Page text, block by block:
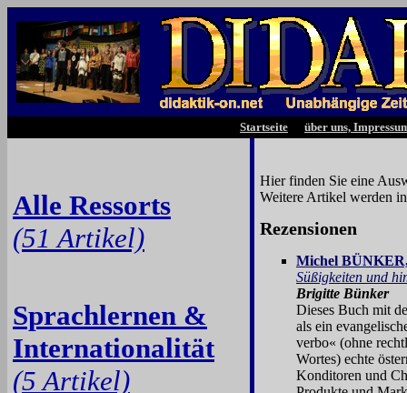
Startseite über uns,
Alle Ressorts
(51 Artikel)
Sprachlernen &
Internationalität
(5 Artikel)
Hier finden Sie eine
Weitere Artikel werden
Rezensionen
Michel
Süßigkeiten und
Brigitte Bünker
Dieses Buch mit
als ein
verbo« (ohne
Wortes) echte
Konditoren und